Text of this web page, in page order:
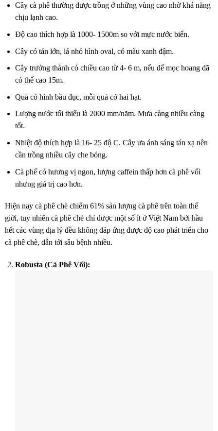
Cây cà phê thường được trồng ở những vùng cao nhờ khả năng
chịu lạnh cao.
Độ cao thích hợp là 1000- 1500m so với mực nước biển.
Cây có tán lớn, lá nhỏ hình oval, có màu xanh đậm.
Cây trưởng thành có chiều cao từ 4- 6 m, nếu để mọc hoang dã
có thể cao 15m.
Quả có hình bầu dục, mỗi quả có hai hạt.
Lượng nước tối thiểu là 2000 mm/năm. Mưa càng nhiều càng
tốt.
Nhiệt độ thích hợp là 16- 25 độ C. Cây ưa ánh sáng tán xạ nên
cần trồng nhiều cây che bóng.
Cà phế có hương vị ngon, lượng caffein thấp hơn cà phê vối
nhưng giá trị cao hơn.
Hiện nay cà phê chè chiếm 61% sản lượng cà phê trên toàn thế
giới, tuy nhiên cà phê chè chỉ được một số ít ở Việt Nam bởi hầu
hết các vùng địa lý đều không đáp ứng được độ cao phát triển cho
cà phê chè, dẫn tới sâu bệnh nhiều.
Robusta (Cà Phê Vối):